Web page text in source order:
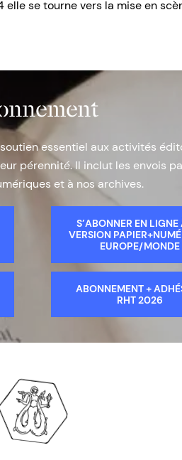
se tourne vers la mise en
essentiel aux activités
pérennité. Il inclut les envois
et à nos archives.
S’ABONNER EN
VERSION
EUROPE/MONDE
ABONNEMENT +
RHT 2026